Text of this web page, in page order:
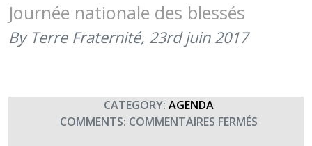
Journée nationale des blessés
By Terre Fraternité, 23rd juin 2017
CATEGORY: AGENDA
COMMENTS: COMMENTAIRES FERMÉS